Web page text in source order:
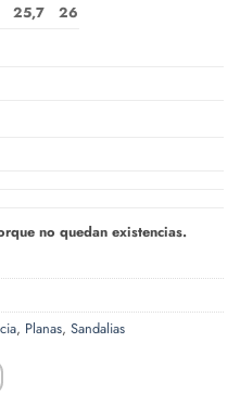
25,7 26
no quedan existencias.
, Planas, Sandalias